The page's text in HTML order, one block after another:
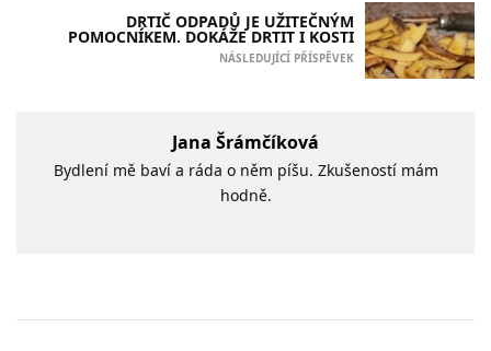
DRTIČ ODPADŮ JE UŽITEČNÝM
POMOCNÍKEM. DOKÁŽE DRTIT I KOSTI
NÁSLEDUJÍCÍ PŘÍSPĚVEK
Jana Šrámčíková
Bydlení mě baví a ráda o něm píšu. Zkušeností mám
hodně.